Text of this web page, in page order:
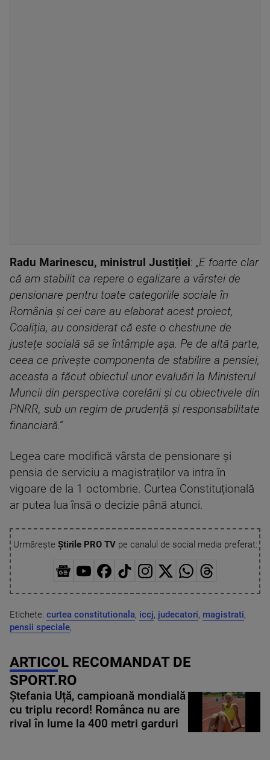
Radu Marinescu, ministrul Justiției: „E foarte clar
că am stabilit ca repere o egalizare a vârstei de
pensionare pentru toate categoriile sociale în
România și cei care au elaborat acest proiect,
Coaliția, au considerat că este o chestiune de
justețe socială să se întâmple așa. Pe de altă parte,
ceea ce privește componenta de stabilire a pensiei,
aceasta a făcut obiectul unor evaluări la Ministerul
Muncii din perspectiva corelării și cu obiectivele din
PNRR, sub un regim de prudență și responsabilitate
financiară.”
Legea care modifică vârsta de pensionare și
pensia de serviciu a magistraților va intra în
vigoare de la 1 octombrie. Curtea Constituțională
ar putea lua însă o decizie până atunci.
Urmărește Știrile PRO TVpe canalul de social media preferat:
Etichete: curtea constitutionala, iccj, judecatori, magistrati,
pensii speciale,
ARTICOL RECOMANDAT DE
SPORT.RO
Ștefania Uță, campioană mondială
cu triplu record! Românca nu are
rival în lume la 400 metri garduri